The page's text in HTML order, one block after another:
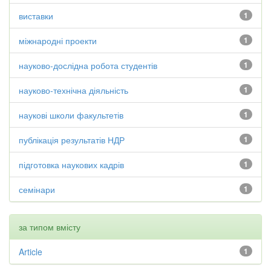
1
виставки
1
міжнародні проекти
1
науково-дослідна робота студентів
1
науково-технічна діяльність
1
наукові школи факультетів
1
публікація результатів НДР
1
підготовка наукових кадрів
1
семінари
за типом вмісту
1
Article